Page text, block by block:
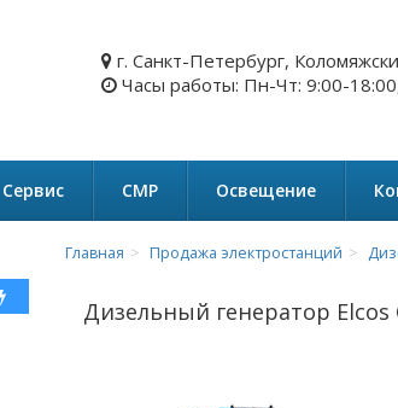
г. Санкт-Петербург,
Часы работы: Пн-Чт: 9:00-
Сервис СМР Освещение
Главная Продажа электростанций
Дизельный генератор Elcos